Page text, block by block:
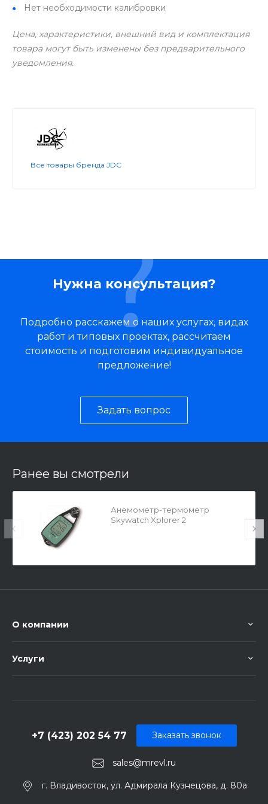
Нет необходимости калибровки
Цена, характеристики, внешний вид и комплектация
товара могут быть изменены без предварительного
уведомления.
Все товары бренда JDC
Нужна консультация?
Подробно расскажем о наших услугах, видах
работ и типовых проектах, рассчитаем
стоимость и подготовим индивидуальное
предложение!
Задать вопрос
Ранее вы смотрели
Анемометр-термометр
Skywatch Xplorer 2
О компании
Услуги
sales@mrevl.ru
+7 (423) 202 54 77
г. Владивосток, ул. Адмирала Кузнецова, д. 80а
Заказать звонок